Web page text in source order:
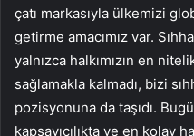
çatı markasıyla ülkemizi
getirme amacımız var.
yalnızca halkımızın en
sağlamakla kalmadı, bizi
pozisyonuna da taşıdı.
kapsayıcılıkta ve en kolay